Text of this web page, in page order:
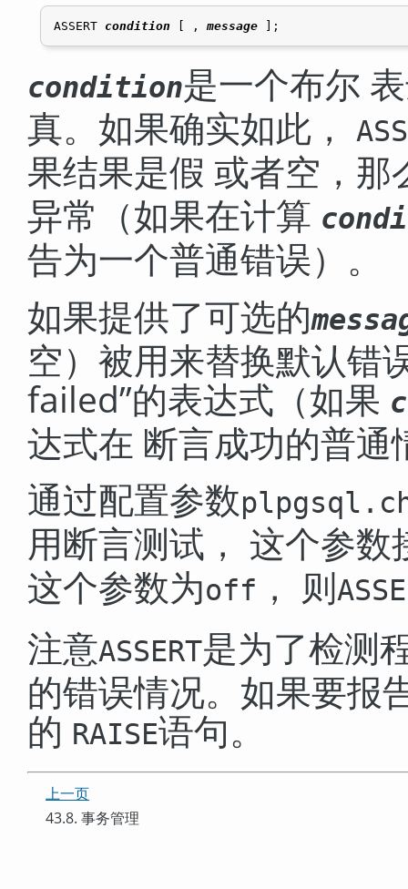
ASSERT condition , message
condition是一个布尔
真。如果确实如此，
果结果是假 或者空，那
异常（如果在计算
告为一个普通错误）。
如果提供了可选的
空）被用来替换默认错
failed”的表达式（如果
达式在 断言成功的普
通过配置参数
用断言测试， 这个参
这个参数为off ， 则
注意ASSERT是为了检测
的错误情况。如果要报
的 RAISE语句。
上一页
43.8. 事务管理